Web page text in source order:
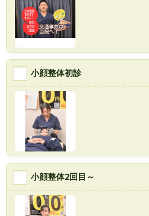
小顔整体初診
小顔整体2回目～